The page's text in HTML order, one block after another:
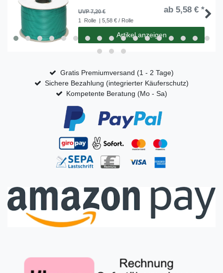
UVP 7,20 € ab 5,58 € *
1 Rolle | 5,58 € / Rolle
Artikel anzeigen
Gratis Premiumversand (1 - 2 Tage)
Sichere Bezahlung (integrierter Käuferschutz)
Kompetente Beratung (Mo - Sa)